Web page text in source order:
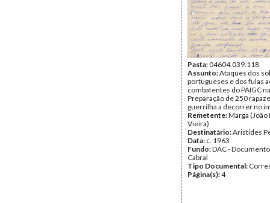
Pasta:04604.039.118
Assunto:Ataques dos
portugueses e dos fulas
combatentes do PAIGC
Preparação de 250
guerrilha a decorrer no
Remetente:Marga
Vieira)
Destinatário:Aristides
Data: c. 1963
Fundo:DAC -
Cabral
Tipo Documental:
Página(s):4